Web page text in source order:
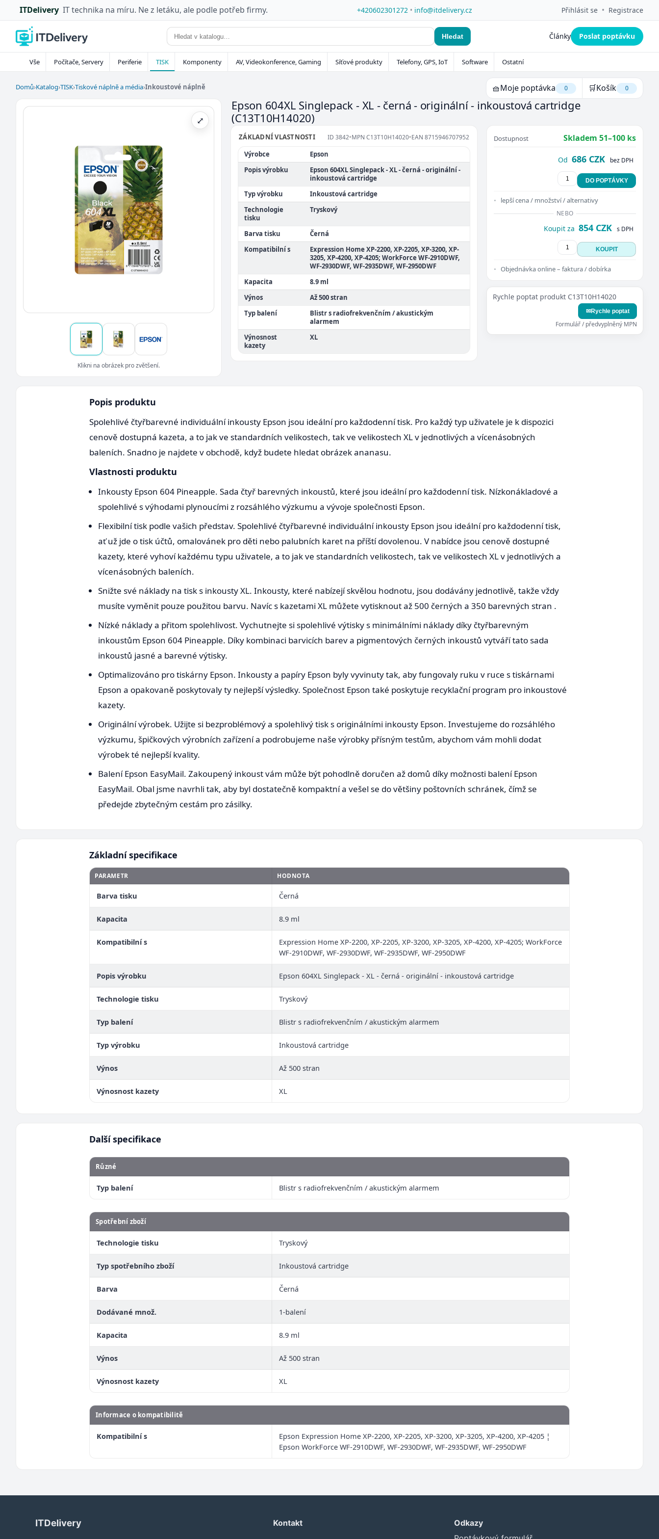
ITDelivery IT technika na míru. Ne z letáku, ale podle potřeb firmy. +420602301272 • info@itdelivery.cz Přihlásit se • Registrace
Hledat Články Poslat poptávku
Vše Počítače, Servery Periferie TISK Komponenty AV, Videokonference, Gaming Síťové produkty Telefony, GPS, IoT Software Ostatní
Domů›Katalog›TISK›Tiskové náplně a média›Inkoustové náplně 🧺Moje poptávka 0 🛒Košík 0
⤢
Klikni na obrázek pro zvětšení.
Epson 604XL Singlepack - XL - černá - originální - inkoustová cartridge
(C13T10H14020)
ZÁKLADNÍ VLASTNOSTI ID 3842•MPN C13T10H14020•EAN 8715946707952
Výrobce
Epson
Popis výrobku
Epson 604XL Singlepack - XL - černá - originální -
inkoustová cartridge
Typ výrobku
Inkoustová cartridge
Technologie
tisku
Tryskový
Barva tisku
Černá
Kompatibilní s
Expression Home XP-2200, XP-2205, XP-3200, XP-
3205, XP-4200, XP-4205; WorkForce WF-2910DWF,
WF-2930DWF, WF-2935DWF, WF-2950DWF
Kapacita
8.9 ml
Výnos
Až 500 stran
Typ balení
Blistr s radiofrekvenčním / akustickým
alarmem
Výnosnost
kazety
XL
Dostupnost Skladem 51–100 ks
Od 686 CZK bez DPH
DO POPTÁVKY
lepší cena / množství / alternativy
NEBO
Koupit za 854 CZK s DPH
KOUPIT
Objednávka online – faktura / dobírka
Rychle poptat produkt C13T10H14020
✉Rychle poptat
Formulář / předvyplněný MPN
Popis produktu
Spolehlivé čtyřbarevné individuální inkousty Epson jsou ideální pro každodenní tisk. Pro každý typ uživatele je k dispozici
cenově dostupná kazeta, a to jak ve standardních velikostech, tak ve velikostech XL v jednotlivých a vícenásobných
baleních. Snadno je najdete v obchodě, když budete hledat obrázek ananasu.
Vlastnosti produktu
Inkousty Epson 604 Pineapple. Sada čtyř barevných inkoustů, které jsou ideální pro každodenní tisk. Nízkonákladové a
spolehlivé s výhodami plynoucími z rozsáhlého výzkumu a vývoje společnosti Epson.
Flexibilní tisk podle vašich představ. Spolehlivé čtyřbarevné individuální inkousty Epson jsou ideální pro každodenní tisk,
ať už jde o tisk účtů, omalovánek pro děti nebo palubních karet na příští dovolenou. V nabídce jsou cenově dostupné
kazety, které vyhoví každému typu uživatele, a to jak ve standardních velikostech, tak ve velikostech XL v jednotlivých a
vícenásobných baleních.
Snižte své náklady na tisk s inkousty XL. Inkousty, které nabízejí skvělou hodnotu, jsou dodávány jednotlivě, takže vždy
musíte vyměnit pouze použitou barvu. Navíc s kazetami XL můžete vytisknout až 500 černých a 350 barevných stran .
Nízké náklady a přitom spolehlivost. Vychutnejte si spolehlivé výtisky s minimálními náklady díky čtyřbarevným
inkoustům Epson 604 Pineapple. Díky kombinaci barvicích barev a pigmentových černých inkoustů vytváří tato sada
inkoustů jasné a barevné výtisky.
Optimalizováno pro tiskárny Epson. Inkousty a papíry Epson byly vyvinuty tak, aby fungovaly ruku v ruce s tiskárnami
Epson a opakovaně poskytovaly ty nejlepší výsledky. Společnost Epson také poskytuje recyklační program pro inkoustové
kazety.
Originální výrobek. Užijte si bezproblémový a spolehlivý tisk s originálními inkousty Epson. Investujeme do rozsáhlého
výzkumu, špičkových výrobních zařízení a podrobujeme naše výrobky přísným testům, abychom vám mohli dodat
výrobek té nejlepší kvality.
Balení Epson EasyMail. Zakoupený inkoust vám může být pohodlně doručen až domů díky možnosti balení Epson
EasyMail. Obal jsme navrhli tak, aby byl dostatečně kompaktní a vešel se do většiny poštovních schránek, čímž se
předejde zbytečným cestám pro zásilky.
Základní specifikace
PARAMETR HODNOTA
Barva tisku Černá
Kapacita 8.9 ml
Kompatibilní s
Expression Home XP-2200, XP-2205, XP-3200, XP-3205, XP-4200, XP-4205; WorkForce
WF-2910DWF, WF-2930DWF, WF-2935DWF, WF-2950DWF
Popis výrobku Epson 604XL Singlepack - XL - černá - originální - inkoustová cartridge
Technologie tisku Tryskový
Typ balení Blistr s radiofrekvenčním / akustickým alarmem
Typ výrobku Inkoustová cartridge
Výnos Až 500 stran
Výnosnost kazety XL
Další specifikace
Různé
Typ balení Blistr s radiofrekvenčním / akustickým alarmem
Spotřební zboží
Technologie tisku Tryskový
Typ spotřebního zboží Inkoustová cartridge
Barva Černá
Dodávané množ. 1-balení
Kapacita 8.9 ml
Výnos Až 500 stran
Výnosnost kazety XL
Informace o kompatibilitě
Kompatibilní s
Epson Expression Home XP-2200, XP-2205, XP-3200, XP-3205, XP-4200, XP-4205 ¦
Epson WorkForce WF-2910DWF, WF-2930DWF, WF-2935DWF, WF-2950DWF
ITDelivery
Kontakt
Odkazy